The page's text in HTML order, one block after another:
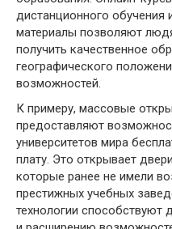
дистанционного обучения
материалы позволяют
получить качественное
географического
возможностей.
К примеру, массовые
предоставляют
университетов мира
плату. Это открывает
которые ранее не имели
престижных учебных
технологии способствуют